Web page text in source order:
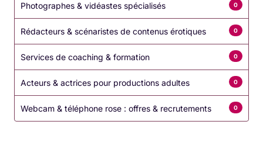
Photographes & vidéastes spécialisés 0
Rédacteurs & scénaristes de contenus érotiques 0
Services de coaching & formation 0
Acteurs & actrices pour productions adultes 0
Webcam & téléphone rose : offres & recrutements 0